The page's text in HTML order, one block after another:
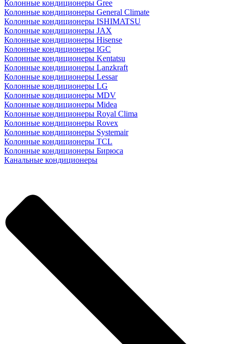
Колонные кондиционеры Gree
Колонные кондиционеры General Climate
Колонные кондиционеры ISHIMATSU
Колонные кондиционеры JAX
Колонные кондиционеры Hisense
Колонные кондиционеры IGC
Колонные кондиционеры Kentatsu
Колонные кондиционеры Lanzkraft
Колонные кондиционеры Lessar
Колонные кондиционеры LG
Колонные кондиционеры MDV
Колонные кондиционеры Midea
Колонные кондиционеры Royal Clima
Колонные кондиционеры Rovex
Колонные кондиционеры Systemair
Колонные кондиционеры TCL
Колонные кондиционеры Бирюса
Канальные кондиционеры